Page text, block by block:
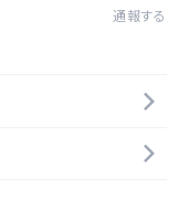
通報する